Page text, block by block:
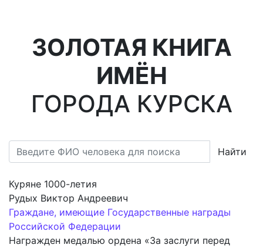
ЗОЛОТАЯ КНИГА
ИМЁН
ГОРОДА КУРСКА
Найти
Куряне 1000-летия
Рудых Виктор Андреевич
Граждане, имеющие Государственные награды
Российской Федерации
Награжден медалью ордена «За заслуги перед